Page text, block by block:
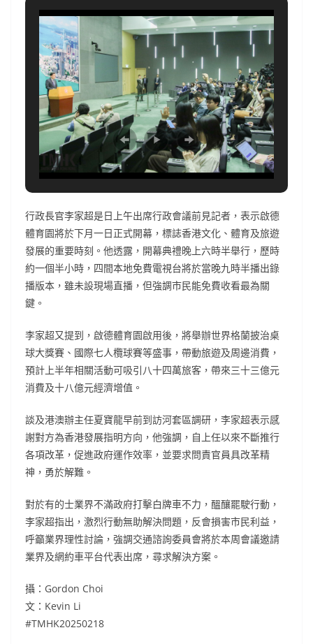
行政長官李家超是日上午出席行政會議前見記者，表示啟德
體育園將於下月一日正式開幕，標誌香港文化、體育及旅遊
發展的重要時刻。他透露，開幕典禮晚上六時半舉行，歷時
約一個半小時，四間本地免費電視台將於當晚九時半播出錄
播版本，雖未設現場直播，但強調市民能免費收看最為關
鍵。
李家超又提到，啟德體育園啟用後，將舉辦世界格蘭披治桌
球大獎賽、國際七人欖球賽等盛事，帶動旅遊及周邊消費，
預計上半年相關活動可吸引八十四萬旅客，帶來三十三億元
消費及十八億元經濟增值。
談及港澳辦主任夏寶龍早前到訪河套區調研，李家超表示感
謝對方為香港發展指明方向，他強調，自上任以來不斷推行
各項改革，促進政府運作效率，並要求問責官員具改革精
神，勇於解難。
對於有的士業界不滿政府打擊白牌車不力，醞釀罷駛行動，
李家超指出，激烈行動無助解決問題，反會損害市民利益，
呼籲業界理性討論，強調交通諮詢委員會將於本周會議邀請
業界及網約車平台代表出席，尋求解決方案。
攝：Gordon Choi
文：Kevin Li
#TMHK20250218